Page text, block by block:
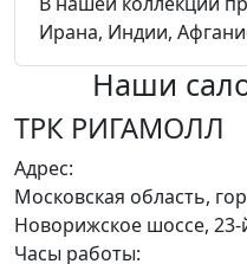
Ирана, Индии,
Наши
ТРК РИГАМОЛЛ
Адрес:
Московская область,
Новорижское шоссе, 23-
Часы работы: